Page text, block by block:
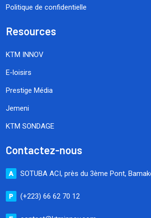
Politique de confidentielle
Resources
KTM INNOV
E-loisirs
Prestige Média
Jemeni
KTM SONDAGE
Contactez-nous
SOTUBA ACI, près du 3ème Pont,
(+223) 66 62 70 12